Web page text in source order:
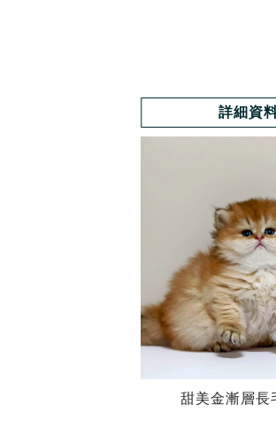
詳細資
甜美金漸層長